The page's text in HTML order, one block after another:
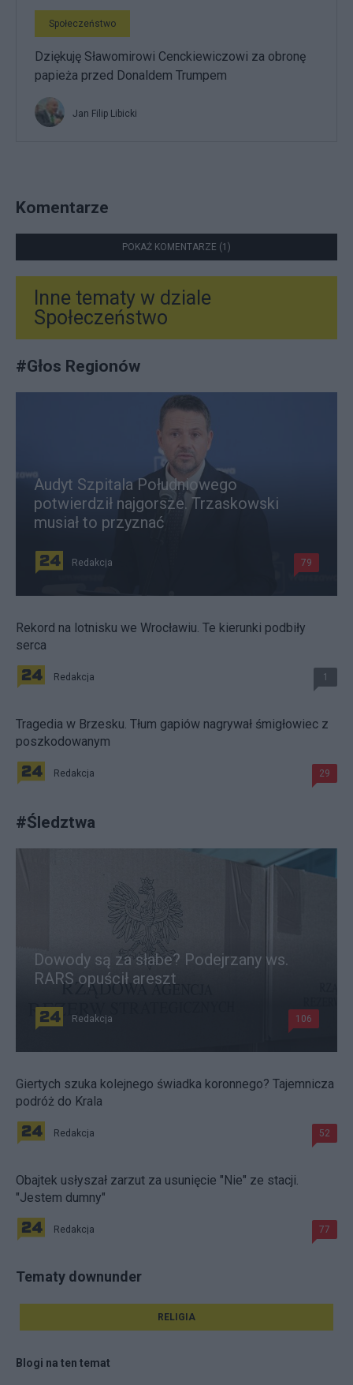
Społeczeństwo
Dziękuję Sławomirowi Cenckiewiczowi za obronę
papieża przed Donaldem Trumpem
Jan Filip Libicki
Komentarze
POKAŻ KOMENTARZE (1)
Inne tematy w dziale
Społeczeństwo
#Głos Regionów
Audyt Szpitala Południowego
potwierdził najgorsze. Trzaskowski
musiał to przyznać
Redakcja 79
Rekord na lotnisku we Wrocławiu. Te kierunki podbiły
serca
Redakcja 1
Tragedia w Brzesku. Tłum gapiów nagrywał śmigłowiec z
poszkodowanym
Redakcja 29
#Śledztwa
Dowody są za słabe? Podejrzany ws.
RARS opuścił areszt
Redakcja 106
Giertych szuka kolejnego świadka koronnego? Tajemnicza
podróż do Krala
Redakcja 52
Obajtek usłyszał zarzut za usunięcie "Nie" ze stacji.
"Jestem dumny"
Redakcja 77
Tematy downunder
RELIGIA
Blogi na ten temat